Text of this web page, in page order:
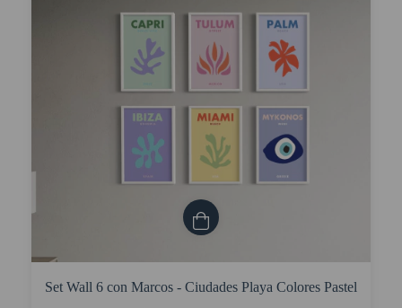
Set Wall 6 con Marcos - Ciudades Playa Colores Pastel